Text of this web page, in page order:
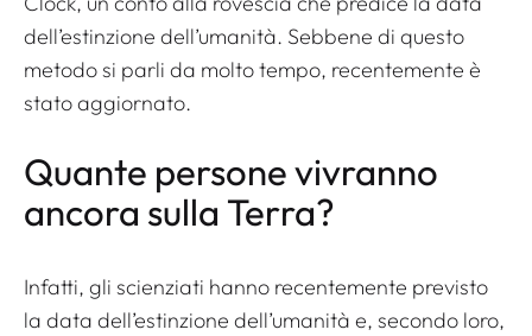
dell’estinzione dell’umanità. Sebbene di questo
metodo si parli da molto tempo, recentemente è
stato aggiornato.
Quante persone vivranno
ancora sulla Terra?
Infatti, gli scienziati hanno recentemente previsto
la data dell’estinzione dell’umanità e, secondo loro,